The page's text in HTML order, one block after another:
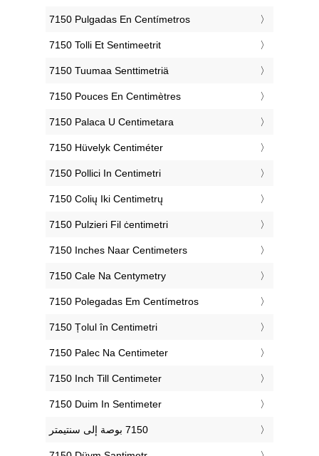
‎7150 Pulgadas En Centímetros
‎7150 Tolli Et Sentimeetrit
‎7150 Tuumaa Senttimetriä
‎7150 Pouces En Centimètres
‎7150 Palaca U Centimetara
‎7150 Hüvelyk Centiméter
‎7150 Pollici In Centimetri
‎7150 Colių Iki Centimetrų
‎7150 Pulzieri Fil ċentimetri
‎7150 Inches Naar Centimeters
‎7150 Cale Na Centymetry
‎7150 Polegadas Em Centímetros
‎7150 Țolul în Centimetri
‎7150 Palec Na Centimeter
‎7150 Inch Till Centimeter
‎7150 Duim In Sentimeter